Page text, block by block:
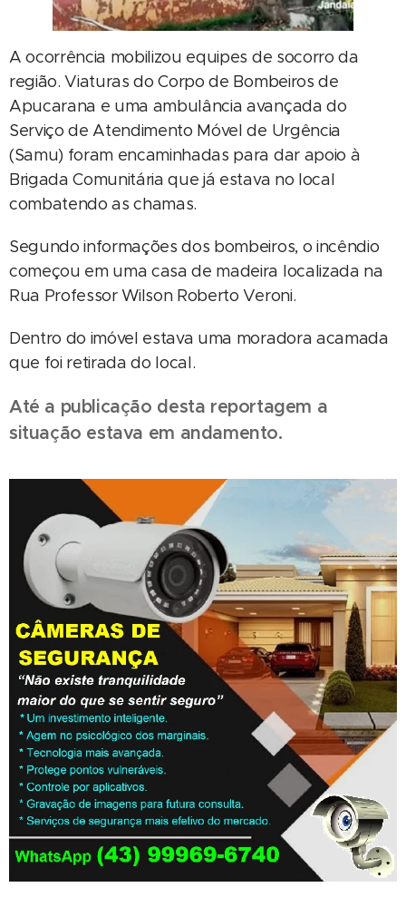
A ocorrência mobilizou equipes de socorro da
região. Viaturas do Corpo de Bombeiros de
Apucarana e uma ambulância avançada do
Serviço de Atendimento Móvel de Urgência
(Samu) foram encaminhadas para dar apoio à
Brigada Comunitária que já estava no local
combatendo as chamas.
Segundo informações dos bombeiros, o incêndio
começou em uma casa de madeira localizada na
Rua Professor Wilson Roberto Veroni.
Dentro do imóvel estava uma moradora acamada
que foi retirada do local.
Até a publicação desta reportagem a
situação estava em andamento.